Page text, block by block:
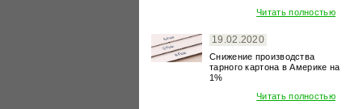
Читать полностью
19.02.2020
Снижение производства
тарного картона в Америке на
1%
Читать полностью